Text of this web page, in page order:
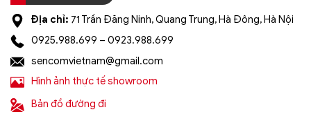
Địa chỉ: 71 Trần Đăng Ninh, Quang Trung, Hà Đông, Hà Nội
0925.988.699 – 0923.988.699
sencomvietnam@gmail.com
Hình ảnh thực tế showroom
Bản đồ đường đi